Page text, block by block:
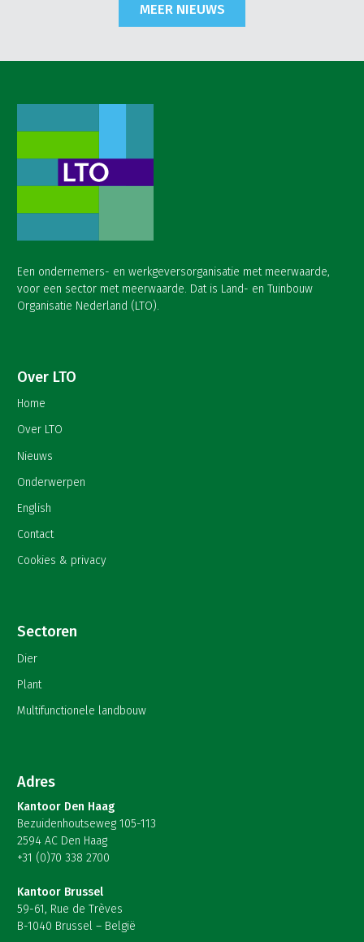
MEER NIEUWS
Een ondernemers- en werkgeversorganisatie met meerwaarde,
voor een sector met meerwaarde. Dat is Land- en Tuinbouw
Organisatie Nederland (LTO).
Over LTO
Home
Over LTO
Nieuws
Onderwerpen
English
Contact
Cookies & privacy
Sectoren
Dier
Plant
Multifunctionele landbouw
Adres
Kantoor Den Haag
Bezuidenhoutseweg 105-113
2594 AC Den Haag
+31 (0)70 338 2700
Kantoor Brussel
59-61, Rue de Trèves
B-1040 Brussel – België